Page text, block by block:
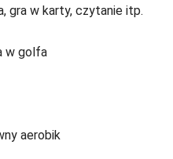
gra w karty, czytanie itp.
w golfa
aerobik